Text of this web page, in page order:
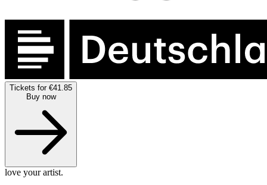
Tickets for €41.85
Buy now
love your artist.